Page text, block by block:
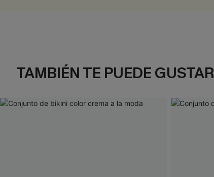
TAMBIÉN TE PUEDE GUSTAR